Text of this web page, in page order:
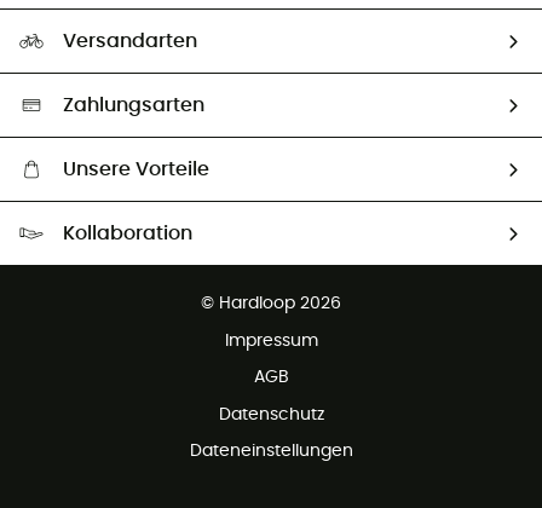
Vertrag widerrufen
Unsere Botschafter
Auswahl an nachhaltigen Produkten
Versandarten
Zahlungsarten
Unsere Vorteile
Kollaboration
© Hardloop 2026
Impressum
AGB
Datenschutz
Dateneinstellungen